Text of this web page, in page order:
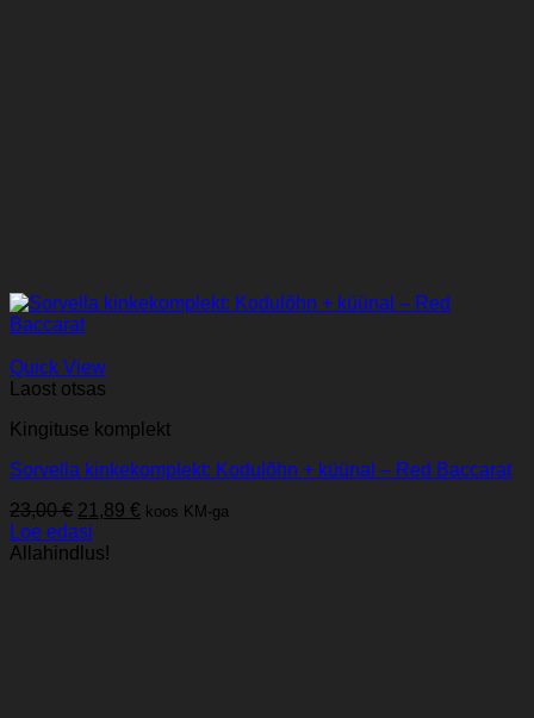
Quick View
Laost otsas
Kingituse komplekt
Sorvella kinkekomplekt: Kodulõhn + küünal – Red Baccarat
23,00€ Algne
hind
oli:
21,89 € Praegune
koos KM-ga
Loe edasi
Allahindlus!